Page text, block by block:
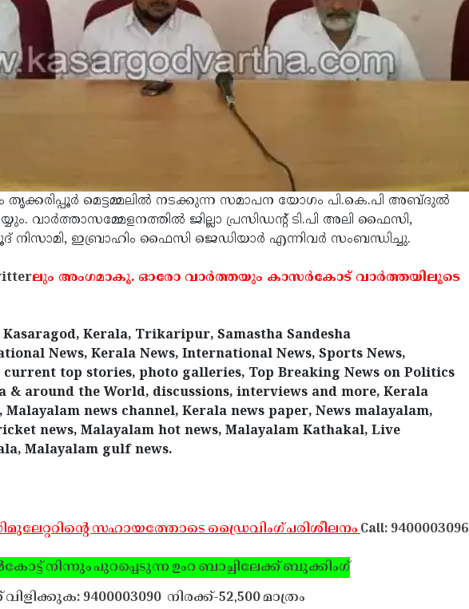
മെട്ടമ്മലില്‍ നടക്കുന്ന സമാപന യോഗം പി.കെ.പി അബ്ദുല്‍
വാര്‍ത്താസമ്മേളനത്തില്‍ ജില്ലാ പ്രസിഡന്റ് ടി.പി അലി ഫൈസി,
ഇബ്രാഹിം ഫൈസി ജെഡിയാര്‍ എന്നിവര്‍ സംബന്ധിച്ചു.
ലും അംഗമാകൂ. ഓരോ വാര്‍ത്തയും കാസര്‍കോട് വാര്‍ത്തയിലൂടെ
Kasaragod, Kerala, Trikaripur, Samastha Sandesha
News, Kerala News, International News, Sports News,
current top stories, photo galleries, Top Breaking News on Politics
around the World, discussions, interviews and more, Kerala
news channel, Kerala news paper, News malayalam,
news, Malayalam hot news, Malayalam Kathakal, Live
Malayalam gulf news.
സഹായത്തോടെ ഡ്രൈവിംഗ് പരിശീലനംCall: 9400003096
നിന്നും പുറപ്പെടുന്ന ഉംറ ബാച്ചിലേക്ക് ബുക്കിംഗ്
9400003090 നിരക്ക്-52,500 മാത്രം